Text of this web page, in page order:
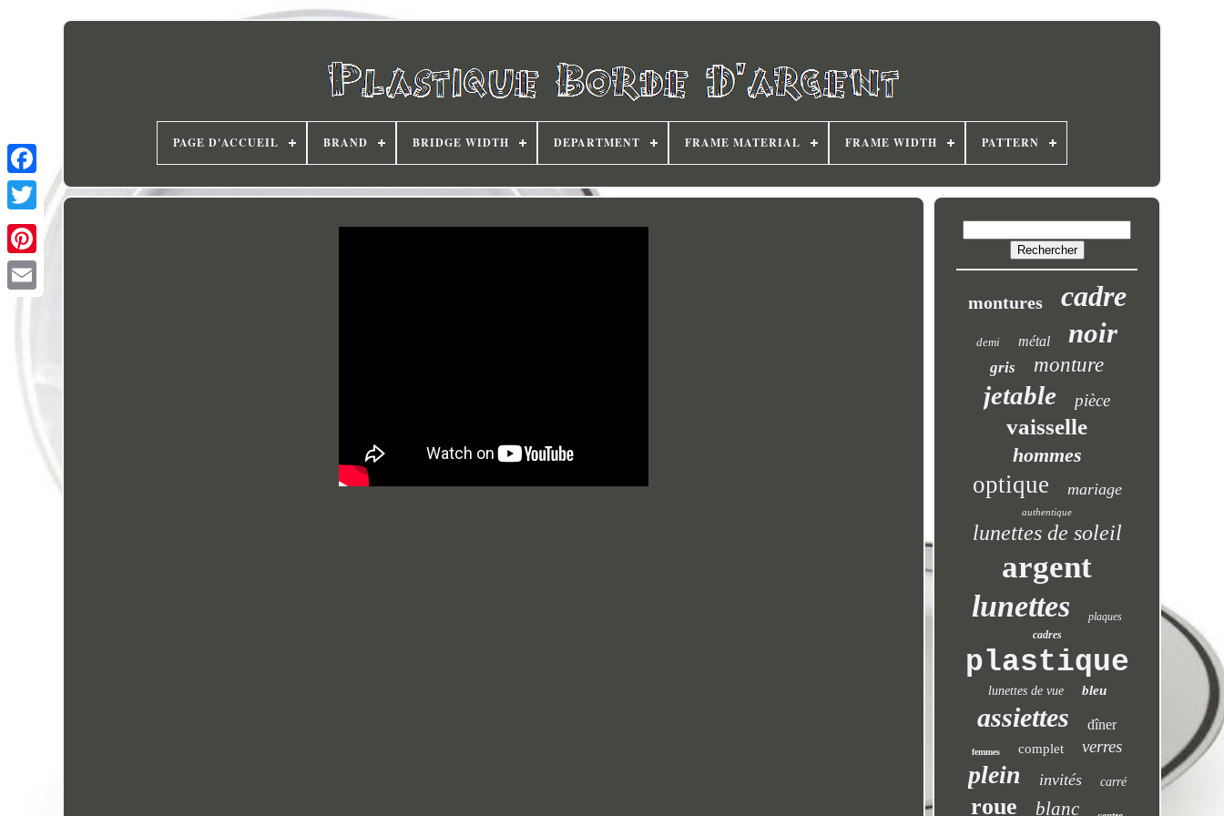
PAGE D'ACCUEIL BRAND BRIDGE WIDTH DEPARTMENT FRAME MATERIAL FRAME WIDTH PATTERN
montures cadre
demi métal noir
gris monture
jetable pièce
vaisselle
hommes
optique mariage
authentique
lunettes de soleil
argent
lunettes
plaques
cadres
plastique
lunettes de vue bleu
assiettes dîner
femmes complet verres
plein invités carré
roue blanc